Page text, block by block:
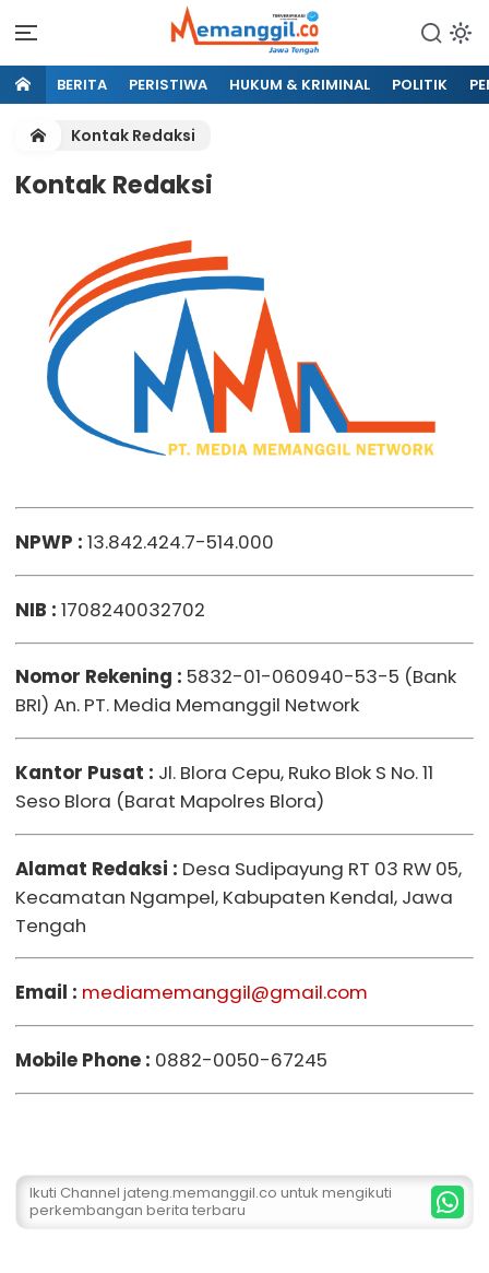
BERITA PERISTIWA HUKUM & KRIMINAL POLITIK
Kontak Redaksi
Kontak Redaksi
NPWP : 13.842.424.7-514.000
NIB : 1708240032702
Nomor Rekening : 5832-01-060940-53-5 (Bank
BRI) An. PT. Media Memanggil Network
Kantor Pusat : Jl. Blora Cepu, Ruko Blok S No. 11
Seso Blora (Barat Mapolres Blora)
Alamat Redaksi : Desa Sudipayung RT 03 RW 05,
Kecamatan Ngampel, Kabupaten Kendal, Jawa
Tengah
Email : mediamemanggil@gmail.com
Mobile Phone : 0882-0050-67245
Ikuti Channel jateng.memanggil.co untuk mengikuti
perkembangan berita terbaru